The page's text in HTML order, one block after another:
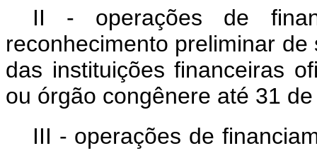
II - operações de
reconhecimento preliminar
das instituições financeiras
ou órgão congênere até 31
III - operações de